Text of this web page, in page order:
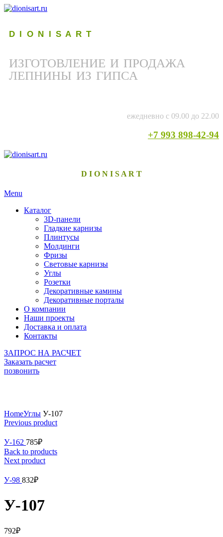
D I O N I S A R T
ИЗГОТОВЛЕНИЕ И ПРОДАЖА
ЛЕПНИНЫ ИЗ ГИПСА
ежедневно с 09.00 до 22.00
+7 993 898-42-94
D I O N I S A R T
Menu
Каталог
3D-панели
Гладкие карнизы
Плинтусы
Молдинги
Фризы
Световые карнизы
Углы
Розетки
Декоративные камины
Декоративные порталы
О компании
Наши проекты
Доставка и оплата
Контакты
ЗАПРОС НА РАСЧЕТ
Заказать расчет
позвонить
HomeУглы У-107
Previous product
У-162 785₽
Back to products
Next product
У-98 832₽
У-107
792₽